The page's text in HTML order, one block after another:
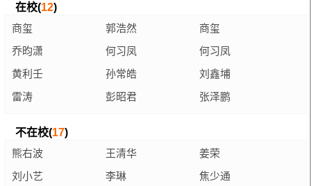
在校(12)
商玺
郭浩然
商玺
乔昀潇
何习凤
何习凤
黄利壬
孙常皓
刘鑫埔
雷涛
彭昭君 张泽鹏
不在校(17)
熊右波
王清华
姜荣
刘小艺
李琳
焦少通